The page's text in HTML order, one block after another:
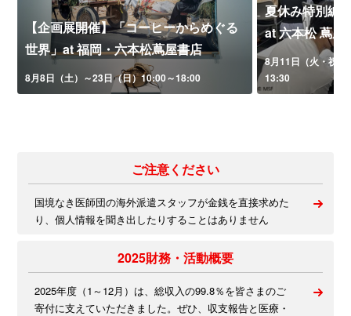
【企画展開催】「コーヒーからめぐる
世界」at 福岡・六本松蔦屋書店
8月8日（土）～23日（日）10:00～18:00
夏休み特別編
at 六本松 蔦屋
8月11日（火・祝
13:30
ご注意ください
国境なき医師団の海外派遣スタッフが金銭を直接求めた
り、個人情報を聞き出したりすることはありません
2025財務・活動概要
2025年度（1～12月）は、総収入の99.8％を皆さまのご
寄付に支えていただきました。ぜひ、収支報告と医療・